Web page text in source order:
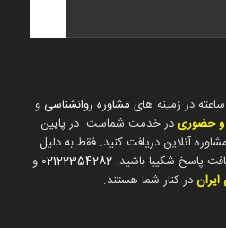
مشاوره روانشناسی و
و حضوریدر خدمت شماست. در پایین
آنلاین دریافت کنید. فقط به دلیل
پاسخ شکیبا باشید. 02122354282 و
در کنار شما هستند.